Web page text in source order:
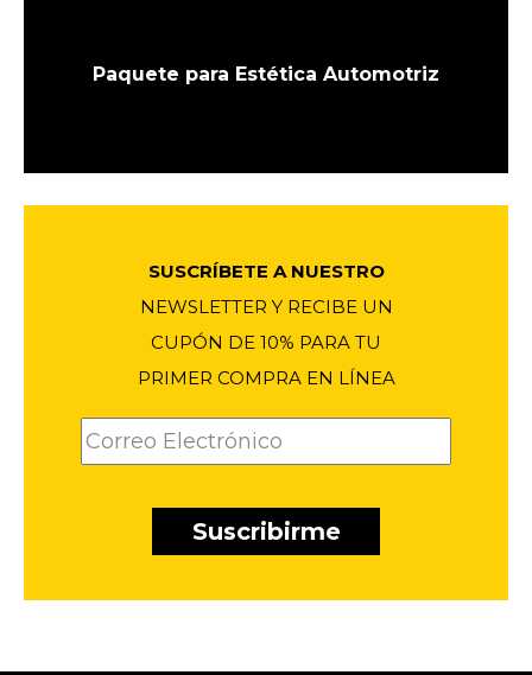
Paquete para Estética Automotriz
SUSCRÍBETE A NUESTRO
NEWSLETTER Y RECIBE UN
CUPÓN DE 10% PARA TU
PRIMER COMPRA EN LÍNEA